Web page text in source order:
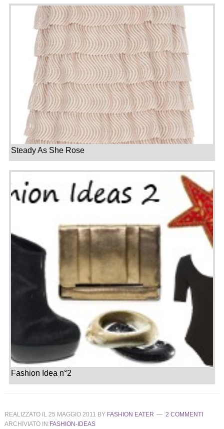
Steady As She Rose
Fashion Idea n°2
REALIZZATO IL 25 MAGGIO 2011 BY FASHION EATER
2 COMMENTI
ARCHIVIATO IN:FASHION-IDEAS